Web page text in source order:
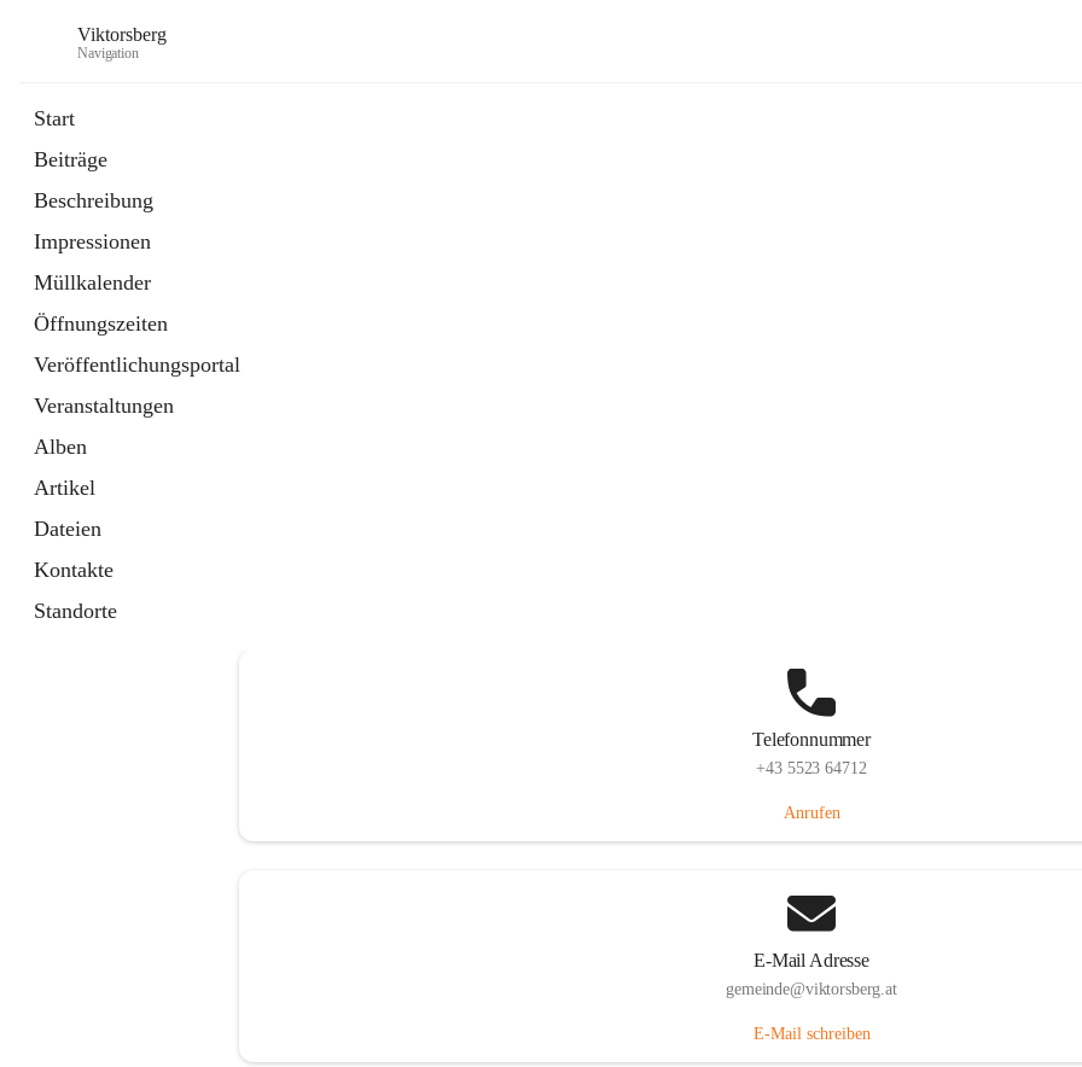
Viktorsberg
Navigation
Start
Beiträge
Beschreibung
Impressionen
Müllkalender
Öffnungszeiten
Veröffentlichungsportal
Veranstaltungen
Alben
Artikel
Dateien
Kontakte
Standorte
Telefonnummer
+43 5523 64712
Anrufen
E-Mail Adresse
gemeinde@viktorsberg.at
E-Mail schreiben